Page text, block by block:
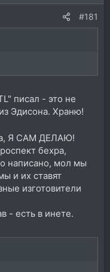
#181
писал - это не
Эдисона. Храню!
Я САМ ДЕЛАЮ!
бехра,
написано, мол мы
и их ставят
изготовители
- есть в инете.